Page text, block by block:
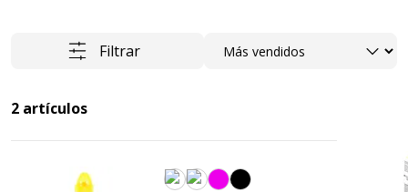
Filtrar Ordenar
2 artículos
Amarilla